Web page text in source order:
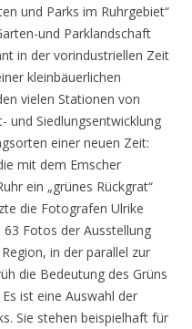
und Parks im Ruhrgebiet“
und Parklandschaft
in der vorindustriellen Zeit
kleinbäuerlichen
vielen Stationen von
und Siedlungsentwicklung
einer neuen Zeit:
mit dem Emscher
ein „grünes Rückgrat“
die Fotografen Ulrike
63 Fotos der Ausstellung
in der parallel zur
die Bedeutung des Grüns
ist eine Auswahl der
Sie stehen beispielhaft für